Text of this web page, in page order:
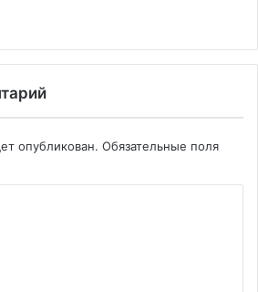
опубликован. Обязательные поля